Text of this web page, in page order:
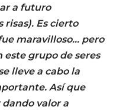
a futuro
risas). Es cierto
maravilloso… pero
este grupo de seres
lleve a cabo la
Así que
dando valor a